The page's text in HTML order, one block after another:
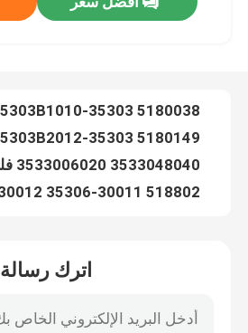
مراقبة الجودة
اتصل بنا
مرشح ناقل الحركة الأوتوماتيكي
اترك رسالة